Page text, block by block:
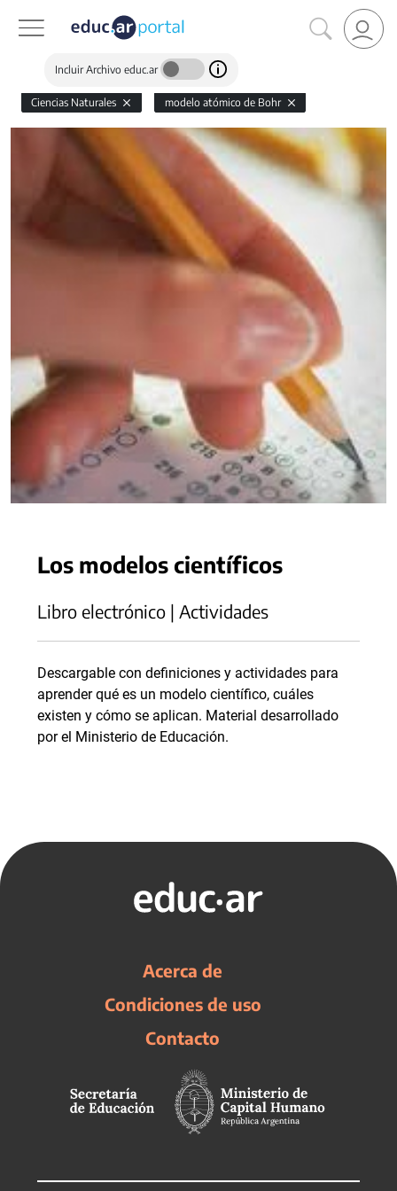
Incluir Archivo educ.ar
Ciencias Naturales modelo atómico de Bohr
Los modelos científicos
Libro electrónico | Actividades
Descargable con definiciones y actividades para
aprender qué es un modelo científico, cuáles
existen y cómo se aplican. Material desarrollado
por el Ministerio de Educación.
Acerca de
Condiciones de uso
Contacto